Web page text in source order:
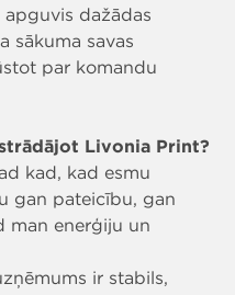
dažādas
sākuma savas
par komandu
Livonia Print?
kad, kad esmu
gan pateicību, gan
man enerģiju un
ir stabils,